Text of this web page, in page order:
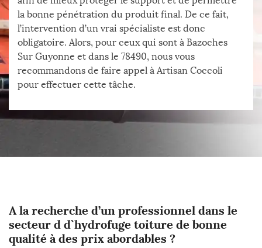
la bonne pénétration du produit final. De ce fait,
l’intervention d’un vrai spécialiste est donc
obligatoire. Alors, pour ceux qui sont à Bazoches
Sur Guyonne et dans le 78490, nous vous
recommandons de faire appel à Artisan Coccoli
pour effectuer cette tâche.
A la recherche d’un professionnel dans le
secteur d d`hydrofuge toiture de bonne
qualité à des prix abordables ?